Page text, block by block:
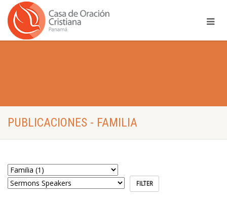
PUBLICACIONES - FAMILIA